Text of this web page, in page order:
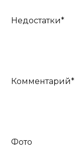
Недостатки*
Комментарий*
Фото